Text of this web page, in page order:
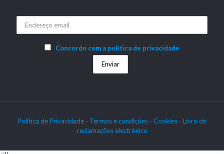
Concordo com a política de privacidade
Política de Privacidade - Termos e condições - Cookies - Livro de
reclamações electrónico